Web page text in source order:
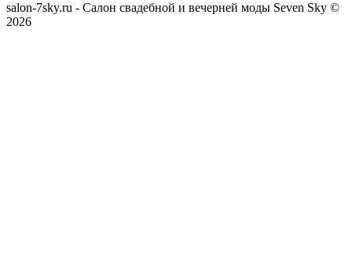
salon-7sky.ru - Салон свадебной и вечерней моды Seven Sky ©
2026